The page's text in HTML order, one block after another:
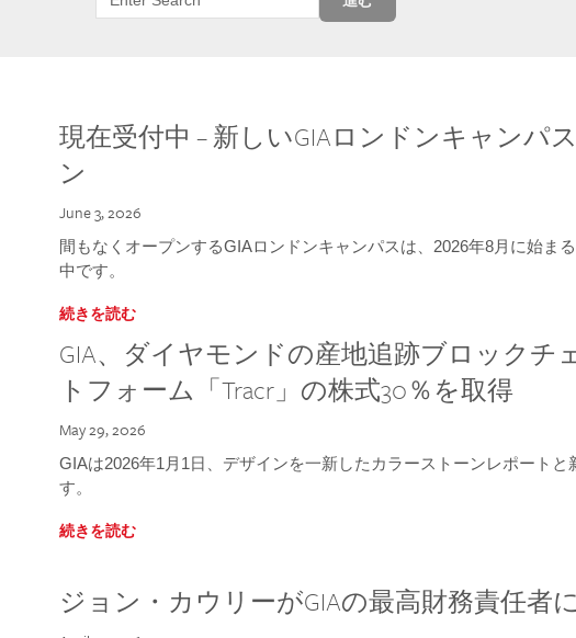
現在受付中 – 新しいGIAロンドンキャンパ
ン
June 3, 2026
間もなくオープンするGIAロンドンキャンパスは、2026年8月に始ま
中です。
続きを読む
GIA、ダイヤモンドの産地追跡ブロックチ
トフォーム「Tracr」の株式30％を取得
May 29, 2026
GIAは2026年1月1日、デザインを一新したカラーストーンレポートと
す。
続きを読む
ジョン・カウリーがGIAの最高財務責任者